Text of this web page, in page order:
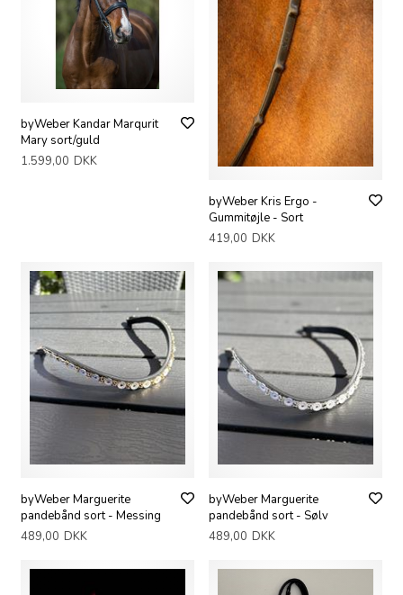
byWeber Kandar Marqurit
Mary sort/guld
1.599,00 DKK
byWeber Kris Ergo -
Gummitøjle - Sort
419,00 DKK
byWeber Marguerite
pandebånd sort - Messing
489,00 DKK
byWeber Marguerite
pandebånd sort - Sølv
489,00 DKK